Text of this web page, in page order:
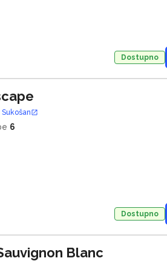
Dostupno
6
Dostupno
Blanc